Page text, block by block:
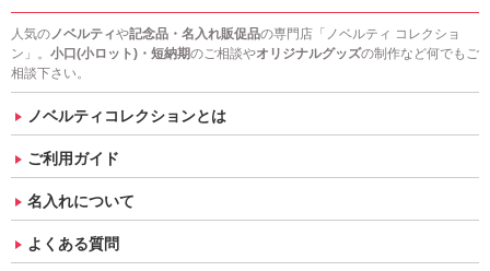
人気のノベルティや記念品・名入れ販促品の専門店「ノベルティ コレクショ
ン」。 小口(小ロット)・短納期のご相談やオリジナルグッズの制作など何でもご
相談下さい。
ノベルティコレクションとは
ご利用ガイド
名入れについて
よくある質問